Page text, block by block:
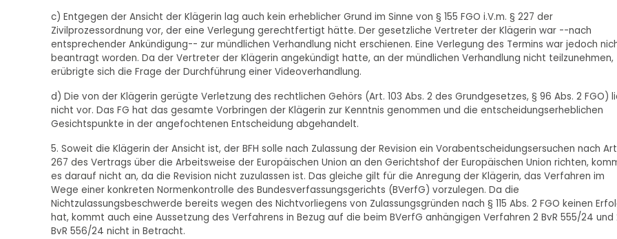
c) Entgegen der Ansicht der Klägerin lag auch kein erheblicher Grund im Sinne von § 155 FGO i.V.m. § 227 der
Zivilprozessordnung vor, der eine Verlegung gerechtfertigt hätte. Der gesetzliche Vertreter der Klägerin war --nach
entsprechender Ankündigung-- zur mündlichen Verhandlung nicht erschienen. Eine Verlegung des Termins war jedoch
beantragt worden. Da der Vertreter der Klägerin angekündigt hatte, an der mündlichen Verhandlung nicht teilzunehmen,
erübrigte sich die Frage der Durchführung einer Videoverhandlung.
d) Die von der Klägerin gerügte Verletzung des rechtlichen Gehörs (Art. 103 Abs. 2 des Grundgesetzes, § 96 Abs. 2 FGO)
nicht vor. Das FG hat das gesamte Vorbringen der Klägerin zur Kenntnis genommen und die entscheidungserheblichen
Gesichtspunkte in der angefochtenen Entscheidung abgehandelt.
5. Soweit die Klägerin der Ansicht ist, der BFH solle nach Zulassung der Revision ein Vorabentscheidungsersuchen nach
267 des Vertrags über die Arbeitsweise der Europäischen Union an den Gerichtshof der Europäischen Union richten,
es darauf nicht an, da die Revision nicht zuzulassen ist. Das gleiche gilt für die Anregung der Klägerin, das Verfahren im
Wege einer konkreten Normenkontrolle des Bundesverfassungsgerichts (BVerfG) vorzulegen. Da die
Nichtzulassungsbeschwerde bereits wegen des Nichtvorliegens von Zulassungsgründen nach § 115 Abs. 2 FGO keinen
hat, kommt auch eine Aussetzung des Verfahrens in Bezug auf die beim BVerfG anhängigen Verfahren 2 BvR 555/24 und
BvR 556/24 nicht in Betracht.